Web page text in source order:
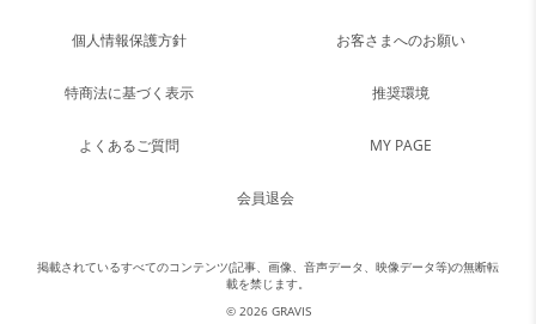
個人情報保護方針 お客さまへのお願い
特商法に基づく表示 推奨環境
よくあるご質問 MY PAGE
会員退会
掲載されているすべてのコンテンツ(記事、画像、音声データ、映像データ等)の無断転
載を禁じます。
© 2026 GRAVIS